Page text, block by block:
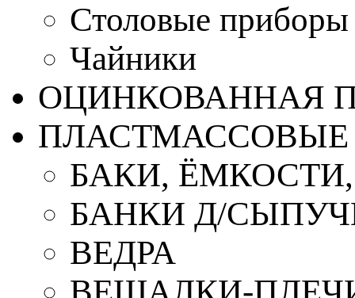
Столовые приборы
Чайники
ОЦИНКОВАННАЯ
ПЛАСТМАССОВЫЕ
БАКИ,
БАНКИ Д/
ВЕДРА